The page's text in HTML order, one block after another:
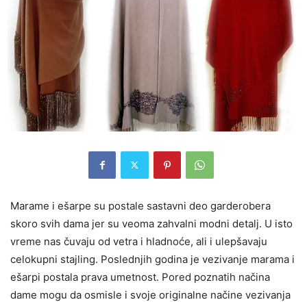
Marame i ešarpe su postale sastavni deo garderobera
skoro svih dama jer su veoma zahvalni modni detalj. U isto
vreme nas čuvaju od vetra i hladnoće, ali i ulepšavaju
celokupni stajling. Poslednjih godina je vezivanje marama i
ešarpi postala prava umetnost. Pored poznatih načina
dame mogu da osmisle i svoje originalne načine vezivanja